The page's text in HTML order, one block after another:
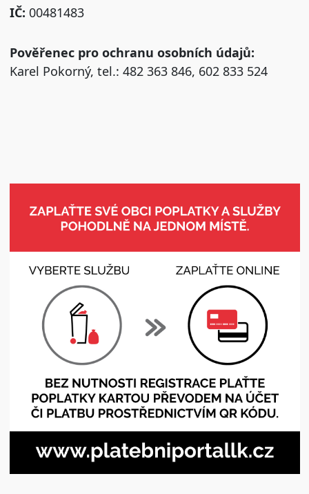
IČ: 00481483
Pověřenec pro ochranu osobních údajů:
Karel Pokorný, tel.: 482 363 846, 602 833 524